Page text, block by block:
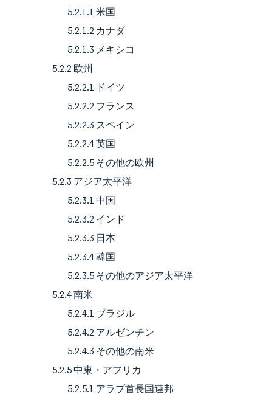
5.2.1.1 米国
5.2.1.2 カナダ
5.2.1.3 メキシコ
5.2.2 欧州
5.2.2.1 ドイツ
5.2.2.2 フランス
5.2.2.3 スペイン
5.2.2.4 英国
5.2.2.5 その他の欧州
5.2.3 アジア太平洋
5.2.3.1 中国
5.2.3.2 インド
5.2.3.3 日本
5.2.3.4 韓国
5.2.3.5 その他のアジア太平洋
5.2.4 南米
5.2.4.1 ブラジル
5.2.4.2 アルゼンチン
5.2.4.3 その他の南米
5.2.5 中東・アフリカ
5.2.5.1 アラブ首長国連邦